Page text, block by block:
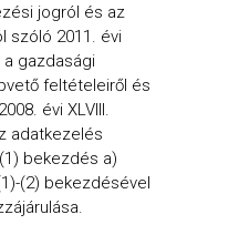
jogról és az
szóló 2011. évi
a gazdasági
feltételeiről és
évi XLVIII.
adatkezelés
bekezdés a)
(2) bekezdésével